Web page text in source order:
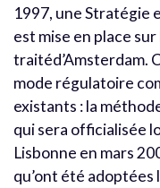
1997, une Stratégie
est mise en place
traitéd’Amsterdam.
mode régulatoire
existants : la
qui sera officialisée
Lisbonne en mars
qu’ont été